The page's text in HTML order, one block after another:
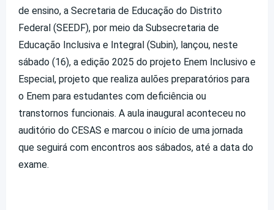
de ensino, a Secretaria de Educação do Distrito
Federal (SEEDF), por meio da Subsecretaria de
Educação Inclusiva e Integral (Subin), lançou, neste
sábado (16), a edição 2025 do projeto Enem Inclusivo e
Especial, projeto que realiza aulões preparatórios para
o Enem para estudantes com deficiência ou
transtornos funcionais. A aula inaugural aconteceu no
auditório do CESAS e marcou o início de uma jornada
que seguirá com encontros aos sábados, até a data do
exame.